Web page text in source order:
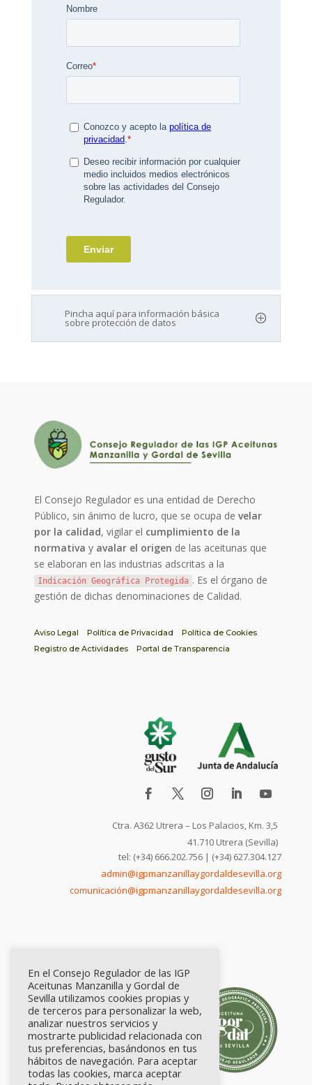
Pincha aquí para información básica
sobre protección de datos
El Consejo Regulador es una entidad de Derecho
Público, sin ánimo de lucro, que se ocupa develar
por la calidad, vigilar el cumplimiento de la
normativa y avalar el origen de las aceitunas que
se elaboran en las industrias adscritas a la
Indicación Geográfica Protegida . Es el órgano de
gestión de dichas denominaciones de Calidad.
Aviso Legal Política de Privacidad
Política de Cookies
Registro de Actividades
Portal de Transparencia
Ctra. A362 Utrera – Los Palacios, Km. 3,5
41.710 Utrera (Sevilla)
tel: (+34) 666.202.756 | (+34) 627.304.127
admin@igpmanzanillaygordaldesevilla.org
comunicación@igpmanzanillaygordaldesevilla.org
En el Consejo Regulador de las IGP
Aceitunas Manzanilla y Gordal de
Sevilla utilizamos cookies propias y
de terceros para personalizar la web,
analizar nuestros servicios y
mostrarte publicidad relacionada con
tus preferencias, basándonos en tus
hábitos de navegación. Para aceptar
todas las cookies, marca aceptar